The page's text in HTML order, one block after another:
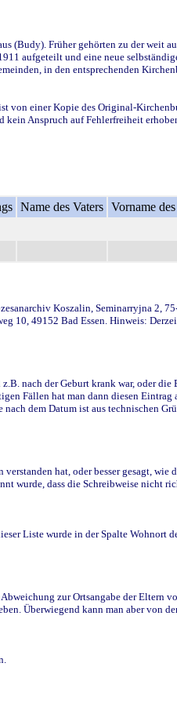
(Budy). Früher gehörten zu der weit
aufgeteilt und eine neue
in den entsprechenden
einer Kopie des Original-
Anspruch auf Fehlerfreiheit
Name des Vaters Vorname
Koszalin, Seminarryjna 2,
10, 49152 Bad Essen. Hinweis:
nach der Geburt krank war, oder
Fällen hat man dann diesen
dem Datum ist aus technischen
hat, oder besser gesagt, wie
wurde, dass die Schreibweise nicht
Liste wurde in der Spalte Wohnort
zur Ortsangabe der Eltern
Überwiegend kann man aber von